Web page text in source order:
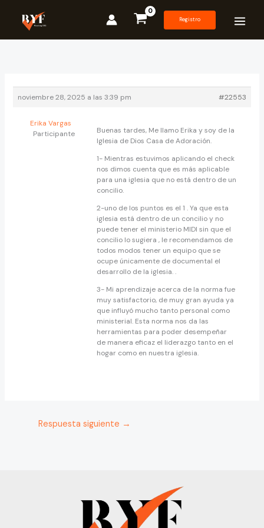
contenido
Registro
noviembre 28, 2025 a las 3:39 pm #22553
Erika Vargas
Participante
Buenas tardes, Me llamo Erika y soy de la
Iglesia de Dios Casa de Adoración.
1- Mientras estuvimos aplicando el check
nos dimos cuenta que es más aplicable
para una iglesia que no está dentro de un
concilio.
2-uno de los puntos es el 1 . Ya que esta
iglesia está dentro de un concilio y no
puede tener el ministerio MIDI sin que el
concilio lo sugiera , le recomendamos de
todos modos tener un equipo que se
ocupe únicamente de documental el
desarrollo de la iglesia. .
3- Mi aprendizaje acerca de la norma fue
muy satisfactorio, de muy gran ayuda ya
que influyó mucho tanto personal como
ministerial. Esta norma nos da las
herramientas para poder desempeñar
de manera eficaz el liderazgo tanto en el
hogar como en nuestra iglesia.
Respuesta siguiente →